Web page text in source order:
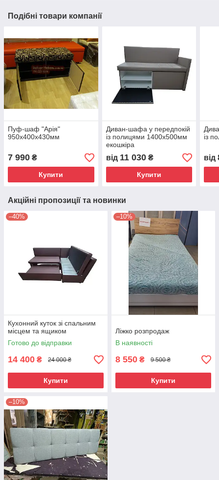
Подібні товари компанії
Пуф-шаф "Арія"
950х400х430мм
7 990 ₴
Купити
Диван-шафа у передпокій
із полицями 1400х500мм
екошкіра
від 11 030₴
Купити
із
від
Акційні пропозиції та новинки
–40%
Кухонний куток зі спальним
місцем та ящиком
Готово до відправки
14 400 ₴ 24 000 ₴
Купити
–10%
Ліжко розпродаж
В наявності
8 550 ₴ 9 500 ₴
Купити
–10%